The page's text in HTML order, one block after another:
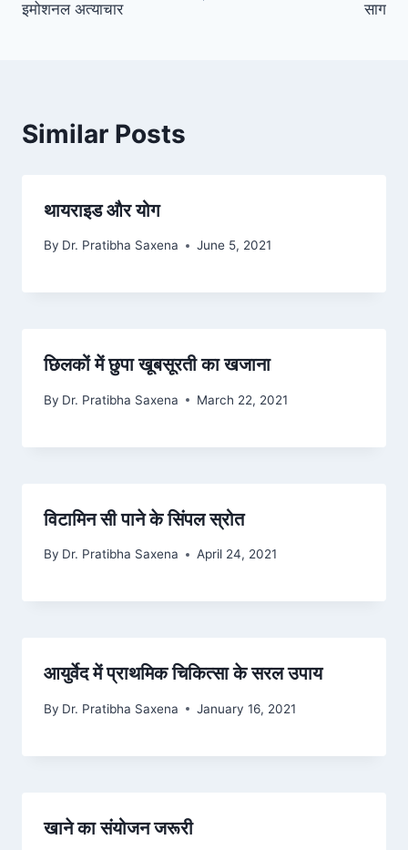
इमोशनल अत्याचार साग
Similar Posts
थायराइड और योग
By Dr. Pratibha Saxena June 5, 2021
छिलकों में छुपा खूबसूरती का खजाना
By Dr. Pratibha Saxena March 22, 2021
विटामिन सी पाने के सिंपल स्रोत
By Dr. Pratibha Saxena April 24, 2021
आयुर्वेद में प्राथमिक चिकित्सा के सरल उपाय
By Dr. Pratibha Saxena January 16, 2021
खाने का संयोजन जरूरी